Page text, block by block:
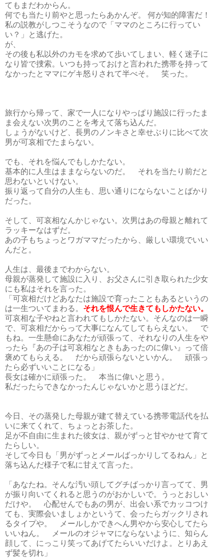
てもまだわからん。
何でも当たり前やと思ったらあかんぞ。 何が知的障害だ！
私の説教がしつこそうなので「ママのところに行ってい
い？」と逃げた。
が、
その後も私以外のカモを求めて歩いてしまい、軽く迷子に
なり皆で捜索。いつも持っておけと言われた携帯を持って
なかったとママにゲキ怒りされて半べそ。 笑った。
旅行から帰って、家で一人になりやっぱり施設に行ったま
ま会えない次男のことを考えて落ち込んだ。
しょうがないけど、長男のノンキさと幸せぶりに比べて次
男が可哀相でたまらない。
でも、それを悩んでもしかたない。
基本的に人生はままならないのだ。 それを当たり前だと
思わないといけない。
振り返って自分の人生も、思い通りにならないことばかり
だった。
そして、可哀相なんかじゃない。次男はあの母親と離れて
ラッキーなはずだ。
あの子もちょっとワガママだったから、厳しい環境でいい
んだと。
人生は、最後までわからない。
母親が蒸発して施設に入り、お父さんに引き取られた少女
にも私はそれを言った。
「可哀相だけどあなたは施設で育ったこともあるというの
は一生ついてまわる。 それを恨んで生きてもしかたない。
可哀相な子やねと言われてもしかたない。そんなのは一瞬
で、可哀相だからって大事になんてしてもらえない。 で
もね。一生懸命にあなたが頑張って、それなりの人生をや
ったら『あの子は可哀相なときもあったのに偉い』って倍
褒めてもらえる。 だから頑張らないといかん。 頑張っ
たら必ずいいことになる」
長女は確かに頑張った。 本当に偉いと思う。
私だったらできなかったんじゃないかと思うほどだ。
今日、その蒸発した母親が建て替えている携帯電話代を払
いに来てくれて、ちょっとお茶した。
足が不自由に生まれた彼女は、親がずっと甘やかせて育て
たらしい。
そして今日も「男がずっとメールばっかりしてるねん」と
落ち込んだ様子で私に甘えて言った。
「あなたね。そんな汚い頭してグチばっかり言ってて、男
が振り向いてくれると思うのがおかしいで。うっとおしい
だけや。 心配せんでもあの男が、出会い系でカッコつけ
ても、実際会いましょかというて、会ったらガックリされ
るタイプや。 メールしかできへん男やから安心してたら
いいねん。 メールのオジャマにならないように、知らん
顔して、にっこり笑ってあげてたらいいだけよ。とりあえ
ず髪を切れ」